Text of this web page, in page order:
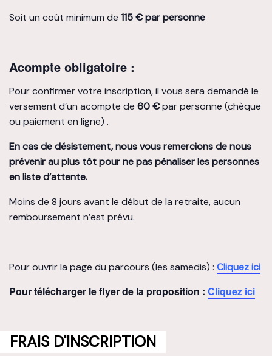
Soit un coût minimum de 115 € par personne
Acompte obligatoire :
Pour confirmer votre inscription, il vous sera demandé le
versement d’un acompte de 60 €par personne (chèque
ou paiement en ligne) .
En cas de désistement, nous vous remercions denous
prévenir au plus tôt pour ne pas pénaliser les personnes
en liste d’attente.
Moins de 8 jours avant le début de la retraite, aucun
remboursement n’est prévu.
Pour ouvrir la page du parcours (les samedis) : Cliquez ici
Pour télécharger le flyer de la proposition : Cliquez ici
FRAIS D'INSCRIPTION